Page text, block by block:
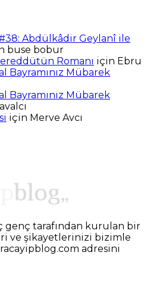
#38: Abdülkâdir Geylanî ile
buse bobur
Romanı için Ebru
Bayramınız Mübarek
Bayramınız Mübarek
için Merve Avcı
genç tarafından kurulan bir
ve şikayetlerinizi bizimle
adresini